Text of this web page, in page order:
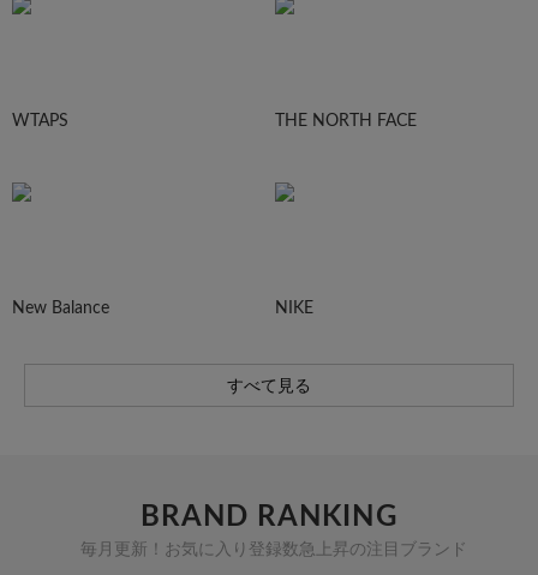
WTAPS THE NORTH FACE
New Balance NIKE
すべて見る
BRAND RANKING
毎月更新！お気に入り登録数急上昇の注目ブランド